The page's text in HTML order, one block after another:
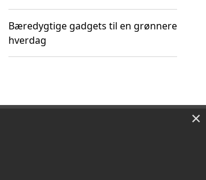
Bæredygtige gadgets til en grønnere
hverdag
×